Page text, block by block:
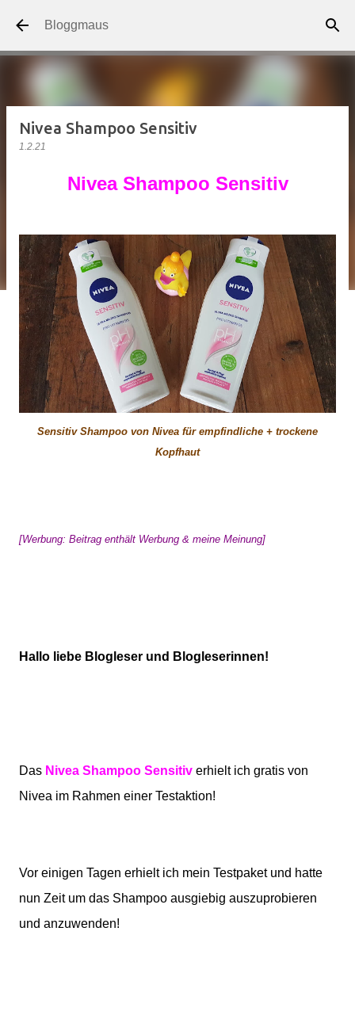
Direkt zum Hauptbereich
Bloggmaus
Nivea Shampoo Sensitiv
1.2.21
Nivea Shampoo Sensitiv
Sensitiv Shampoo von Nivea für empfindliche + trockene
Kopfhaut
[Werbung: Beitrag enthält Werbung & meine Meinung]
Hallo liebe Blogleser und Blogleserinnen!
Das Nivea Shampoo Sensitiv erhielt ich gratis von
Nivea im Rahmen einer Testaktion!
Vor einigen Tagen erhielt ich mein Testpaket und hatte
nun Zeit um das Shampoo ausgiebig auszuprobieren
und anzuwenden!